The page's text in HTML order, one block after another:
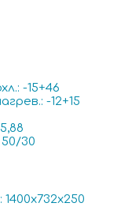
-15+46
-12+15
30